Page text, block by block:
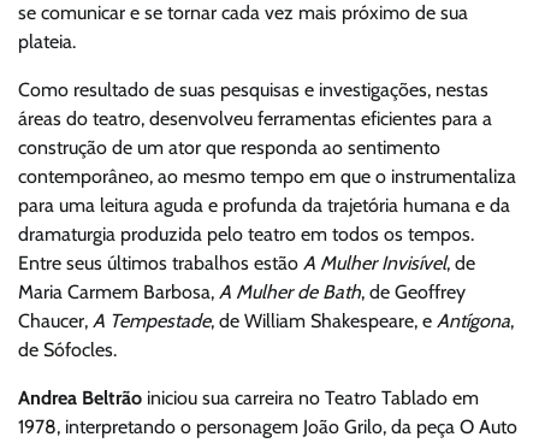
se comunicar e se tornar cada vez mais próximo de sua
plateia.
Como resultado de suas pesquisas e investigações, nestas
áreas do teatro, desenvolveu ferramentas eficientes para a
construção de um ator que responda ao sentimento
contemporâneo, ao mesmo tempo em que o instrumentaliza
para uma leitura aguda e profunda da trajetória humana e da
dramaturgia produzida pelo teatro em todos os tempos.
Entre seus últimos trabalhos estão A Mulher Invisível, de
Maria Carmem Barbosa, A Mulher de Bath, de Geoffrey
Chaucer, A Tempestade, de William Shakespeare, e Antígona,
de Sófocles.
Andrea Beltrão iniciou sua carreira no Teatro Tablado em
1978, interpretando o personagem João Grilo, da peça O Auto